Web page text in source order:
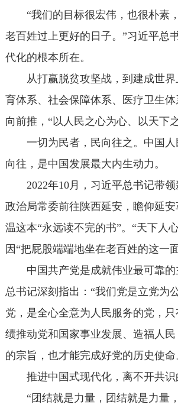
“我们的目标很宏伟，也很朴素
老百姓过上更好的日子。”习近平总
代化的根本所在。
从打赢脱贫攻坚战，到建成世
育体系、社会保障体系、医疗卫生
向前推，“以人民之心为心、以天下
一切为民者，民向往之。中国
向往，是中国发展最大内生动力。
2022年10月，习近平总书记带
政治局常委前往陕西延安，瞻仰延
温这本“永远读不完的书”。“天下人
因“把屁股端端地坐在老百姓的这一面
中国共产党是成就伟业最可靠
总书记深刻指出：“我们党是立党为
党，是全心全意为人民服务的党，
绩推动党和国家事业发展、造福人
的宗旨，也才能完成好党的历史使命
推进中国式现代化，离不开共识
“团结就是力量，团结就是力量